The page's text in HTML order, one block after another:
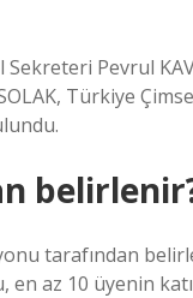
Pevrul
Türkiye
tarafından
az 10 üyenin